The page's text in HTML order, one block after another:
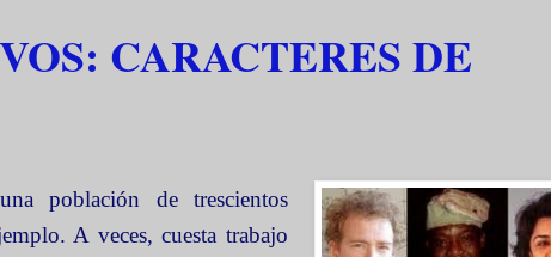
CARACTERES DE
población de trescientos
A veces, cuesta trabajo